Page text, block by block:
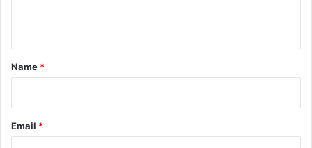
*
Name *
Email *